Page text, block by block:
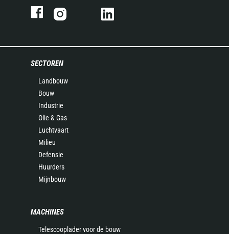
SECTOREN
Landbouw
Bouw
Industrie
Olie & Gas
Luchtvaart
Milieu
Defensie
Huurders
Mijnbouw
MACHINES
Telescooplader voor de bouw